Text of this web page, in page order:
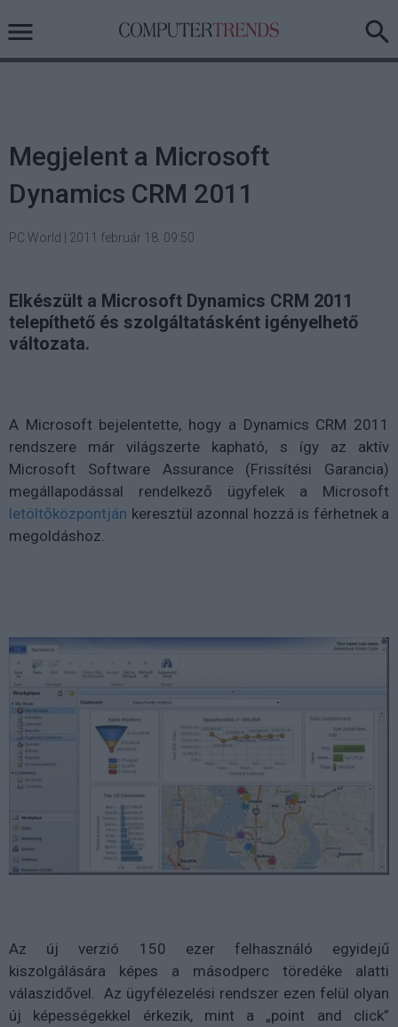
Megjelent a Microsoft
Dynamics CRM 2011
PC World 2011 február 18. 09:50
Elkészült a Microsoft Dynamics CRM 2011
telepíthető és szolgáltatásként igényelhető
változata.
A Microsoft bejelentette, hogy a Dynamics CRM 2011
rendszere már világszerte kapható, s így az aktív
Microsoft Software Assurance (Frissítési Garancia)
megállapodással rendelkező ügyfelek a Microsoft
letöltőközpontján keresztül azonnal hozzá is férhetnek a
megoldáshoz.
Az új verzió 150 ezer felhasználó egyidejű
kiszolgálására képes a másodperc töredéke alatti
válaszidővel. Az ügyfélezelési rendszer ezen felül olyan
új képességekkel érkezik, mint a „point and click”